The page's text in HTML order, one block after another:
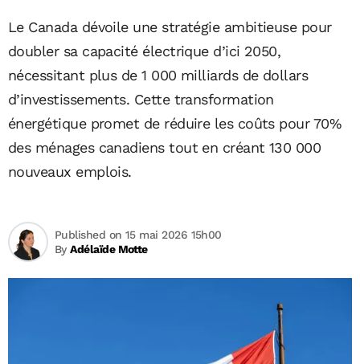
Le Canada dévoile une stratégie ambitieuse pour
doubler sa capacité électrique d’ici 2050,
nécessitant plus de 1 000 milliards de dollars
d’investissements. Cette transformation
énergétique promet de réduire les coûts pour 70%
des ménages canadiens tout en créant 130 000
nouveaux emplois.
ByAdélaïde Motte
Published on 15 mai 2026 15h00